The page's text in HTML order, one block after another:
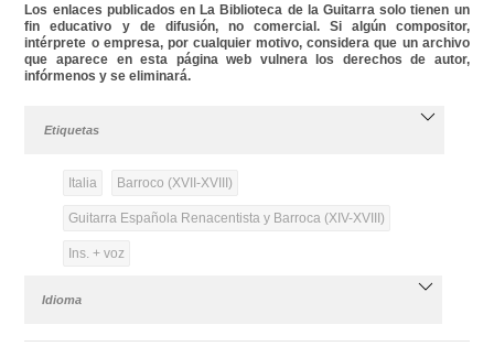
Los enlaces publicados en La Biblioteca de la Guitarra solo tienen un
fin educativo y de difusión, no comercial. Si algún compositor,
intérprete o empresa, por cualquier motivo, considera que un archivo
que aparece en esta página web vulnera los derechos de autor,
infórmenos y se eliminará.
Etiquetas
Italia Barroco (XVII-XVIII)
Guitarra Española Renacentista y Barroca (XIV-XVIII)
Ins. + voz
Idioma